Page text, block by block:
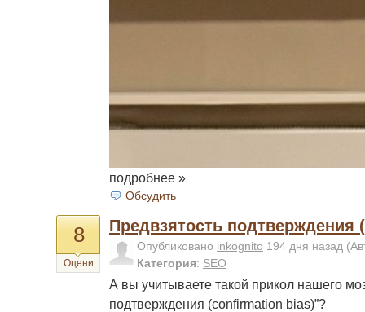
подробнее »
Обсудить
8
Оцени
Предвзятость
Опубликовано inkognito 194 дня назад
Категория: SEO
А вы учитываете такой прикол нашего
подтверждения (confirmation bias)”?